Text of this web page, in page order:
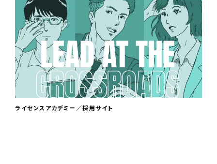
ライセンスアカデミー／採用サイト